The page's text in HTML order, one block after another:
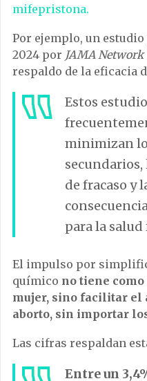
mifepristona.
Por ejemplo, un
2024 por JAMA Network
respaldo de la eficacia
Estos
minimizan
de fracaso y
para la
El impulso por
químico no tiene
mujer, sino facilitar el
aborto, sin importar
Las cifras respaldan
Entre un